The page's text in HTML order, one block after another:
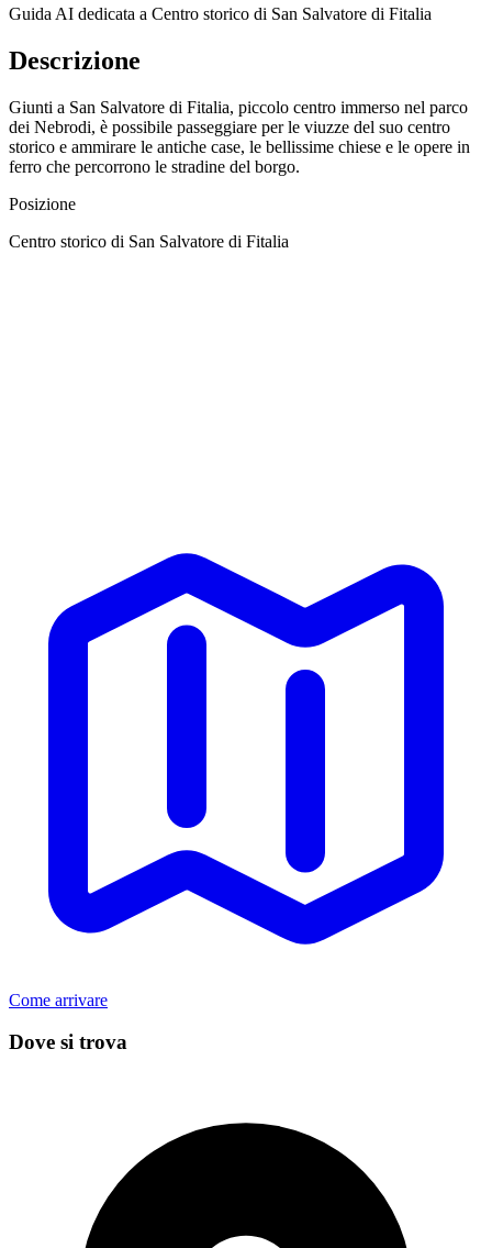
Guida AI dedicata a Centro storico di San Salvatore di Fitalia
Descrizione
Giunti a San Salvatore di Fitalia, piccolo centro immerso nel parco
dei Nebrodi, è possibile passeggiare per le viuzze del suo centro
storico e ammirare le antiche case, le bellissime chiese e le opere in
ferro che percorrono le stradine del borgo.
Posizione
Centro storico di San Salvatore di Fitalia
Come arrivare
Dove si trova